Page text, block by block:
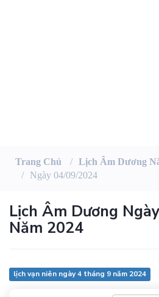
Trang Chủ Lịch Âm Dương
Ngày 04/09/2024
Lịch Âm Dương
Năm 2024
lịch vạn niên ngày 4 tháng 9 năm 2024